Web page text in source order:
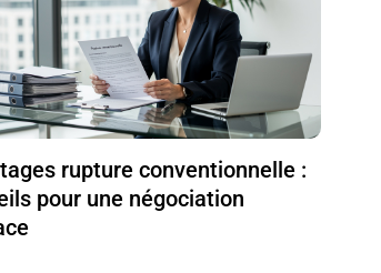
rupture conventionnelle :
pour une négociation